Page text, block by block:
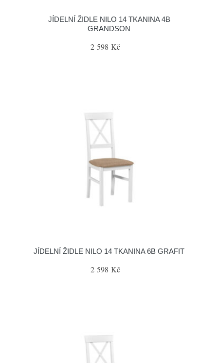
JÍDELNÍ ŽIDLE NILO 14 TKANINA 4B
GRANDSON
2 598 Kč
JÍDELNÍ ŽIDLE NILO 14 TKANINA 6B GRAFIT
2 598 Kč